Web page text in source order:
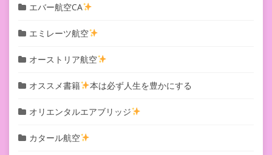
エバー航空CA
エミレーツ航空
オーストリア航空
オススメ書籍 本は必ず人生を豊かにする
オリエンタルエアブリッジ
カタール航空